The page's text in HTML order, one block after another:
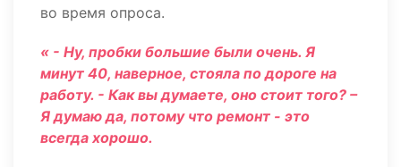
во время опроса.
« - Ну, пробки большие были очень. Я
минут 40, наверное, стояла по дороге на
работу. - Как вы думаете, оно стоит того? –
Я думаю да, потому что ремонт - это
всегда хорошо.